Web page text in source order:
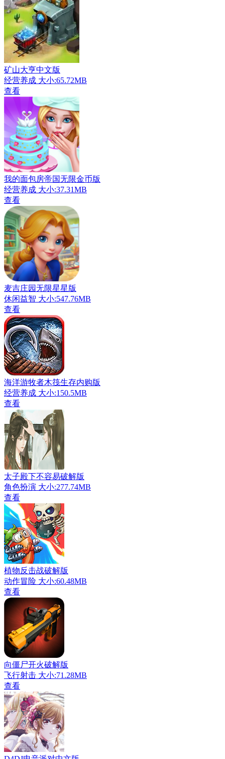
矿山大亨中文版
经营养成 大小:65.72MB
查看
我的面包房帝国无限金币版
经营养成 大小:37.31MB
查看
麦吉庄园无限星星版
休闲益智 大小:547.76MB
查看
海洋游牧者木筏生存内购版
经营养成 大小:150.5MB
查看
太子殿下不容易破解版
角色扮演 大小:277.74MB
查看
植物反击战破解版
动作冒险 大小:60.48MB
查看
向僵尸开火破解版
飞行射击 大小:71.28MB
查看